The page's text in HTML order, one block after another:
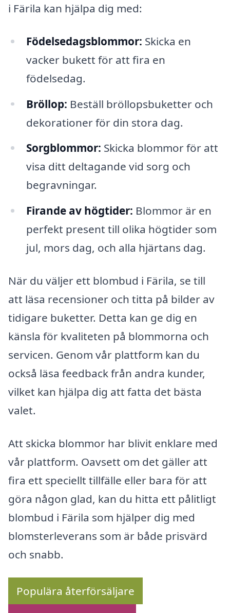
i Färila kan hjälpa dig med:
Födelsedagsblommor: Skicka en
vacker bukett för att fira en
födelsedag.
Bröllop: Beställ bröllopsbuketter och
dekorationer för din stora dag.
Sorgblommor: Skicka blommor för att
visa ditt deltagande vid sorg och
begravningar.
Firande av högtider: Blommor är en
perfekt present till olika högtider som
jul, mors dag, och alla hjärtans dag.
När du väljer ett blombud i Färila, se till
att läsa recensioner och titta på bilder av
tidigare buketter. Detta kan ge dig en
känsla för kvaliteten på blommorna och
servicen. Genom vår plattform kan du
också läsa feedback från andra kunder,
vilket kan hjälpa dig att fatta det bästa
valet.
Att skicka blommor har blivit enklare med
vår plattform. Oavsett om det gäller att
fira ett speciellt tillfälle eller bara för att
göra någon glad, kan du hitta ett pålitligt
blombud i Färila som hjälper dig med
blomsterleverans som är både prisvärd
och snabb.
Populära återförsäljare